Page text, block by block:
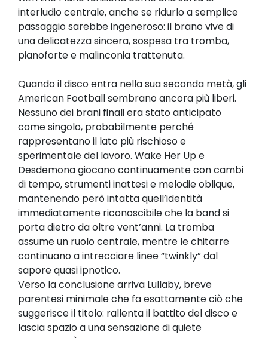
interludio centrale, anche se ridurlo a semplice
passaggio sarebbe ingeneroso: il brano vive di
una delicatezza sincera, sospesa tra tromba,
pianoforte e malinconia trattenuta.
Quando il disco entra nella sua seconda metà, gli
American Football sembrano ancora più liberi.
Nessuno dei brani finali era stato anticipato
come singolo, probabilmente perché
rappresentano il lato più rischioso e
sperimentale del lavoro. Wake Her Up e
Desdemona giocano continuamente con cambi
di tempo, strumenti inattesi e melodie oblique,
mantenendo però intatta quell’identità
immediatamente riconoscibile che la band si
porta dietro da oltre vent’anni. La tromba
assume un ruolo centrale, mentre le chitarre
continuano a intrecciare linee “twinkly” dal
sapore quasi ipnotico.
Verso la conclusione arriva Lullaby, breve
parentesi minimale che fa esattamente ciò che
suggerisce il titolo: rallenta il battito del disco e
lascia spazio a una sensazione di quiete